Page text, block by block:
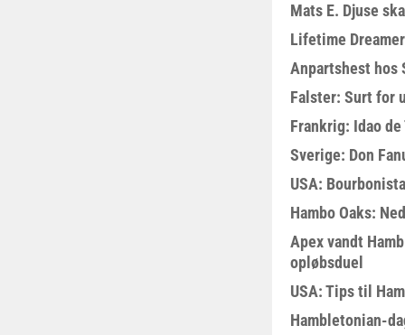
Mats E. Djuse
Lifetime
Anpartshest hos
Falster: Surt for
Frankrig: Idao
Sverige: Don
USA:
Hambo Oaks:
Apex vandt
opløbsduel
USA: Tips til
Hambletonian-